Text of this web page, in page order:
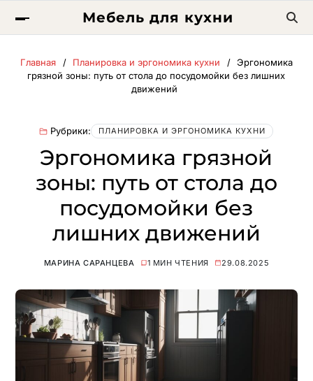
Мебель для кухни
Главная Планировка и эргономика кухни
Эргономика
грязной зоны: путь от стола до посудомойки без лишних
движений
Рубрики: ПЛАНИРОВКА И ЭРГОНОМИКА КУХНИ
Эргономика грязной
зоны: путь от стола до
посудомойки без
лишних движений
МАРИНА САРАНЦЕВА 1 МИН ЧТЕНИЯ 29.08.2025